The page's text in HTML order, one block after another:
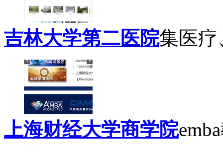
吉林大学第二医院集医疗
上海财经大学商学院